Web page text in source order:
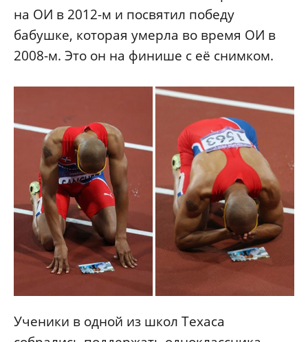
на ОИ в 2012-м и посвятил победу
бабушке, которая умерла во время ОИ в
2008-м. Это он на финише с её снимком.
Ученики в одной из школ Техаса